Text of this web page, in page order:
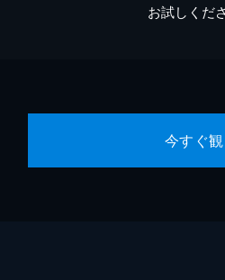
お試しくだ
今すぐ